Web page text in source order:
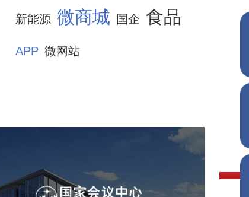
新能源 微商城 国企 食品
APP 微网站
国家会议中心